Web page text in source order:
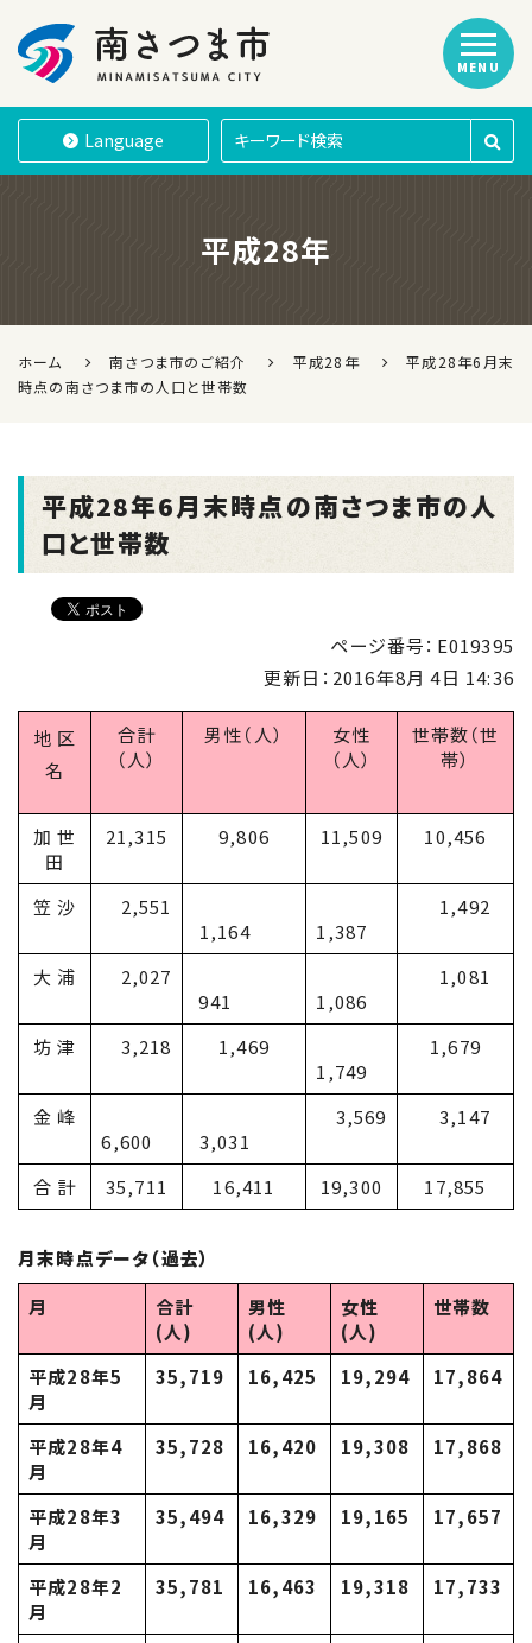
南さつま市
Language
MENU
平成28年
ホーム 南さつま市のご紹介 平成28年
平成28年6月末
時点の南さつま市の人口と世帯数
平成28年6月末時点の南さつま市の人
口と世帯数
ページ番号：E019395
更新日： 2016年8月 4日 14:36
地 区
名
合計
（人）
男性（人）
女性
（人）
世帯数（世
帯）
加 世
田
21,315 9,806 11,509 10,456
笠 沙
2,551
1,164
1,387
1,492
大 浦
2,027
941
1,086
1,081
坊 津 3,218
1,469
1,749
1,679
金 峰
6,600
3,031
3,569 3,147
合 計 35,711 16,411 19,300 17,855
月末時点データ（過去）
月
合計
(人)
男性
(人)
女性
(人)
世帯数
平成28年5
月
35,719 16,425 19,294 17,864
平成28年4
月
35,728 16,420 19,308 17,868
平成28年3
月
35,494 16,329 19,165 17,657
平成28年2
月
35,781 16,463 19,318 17,733